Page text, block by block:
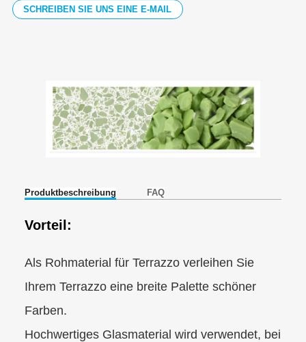
SCHREIBEN SIE UNS EINE E-MAIL
Produktbeschreibung FAQ
Vorteil:
Als Rohmaterial für Terrazzo verleihen Sie
Ihrem Terrazzo eine breite Palette schöner
Farben.
Hochwertiges Glasmaterial wird verwendet, bei